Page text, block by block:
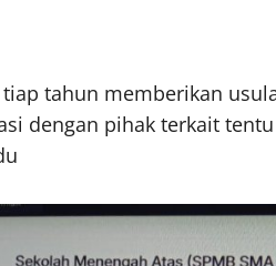
tiap tahun memberikan
dengan pihak terkait